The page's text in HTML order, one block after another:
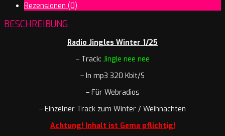
Rezensionen (0)
BESCHREIBUNG
Radio Jingles Winter 1/25
– Track: Jingle nee nee
– In mp3 320 Kbit/S
– Für Webradios
– Einzelner Track zum Winter / Weihnachten
Achtung! Inhalt ist Gema pflichtig!